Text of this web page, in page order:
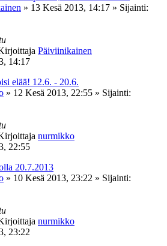
» 13 Kesä 2013, 14:17 » Sijainti:
Päiviinikainen
14:17
elää! 12.6. - 20.6.
» 12 Kesä 2013, 22:55 » Sijainti:
nurmikko
22:55
20.7.2013
» 10 Kesä 2013, 23:22 » Sijainti:
nurmikko
23:22